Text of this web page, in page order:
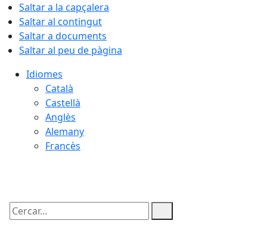
Saltar a la capçalera
Saltar al contingut
Saltar a documents
Saltar al peu de pàgina
Idiomes
Català
Castellà
Anglès
Alemany
Francès
Cercar: